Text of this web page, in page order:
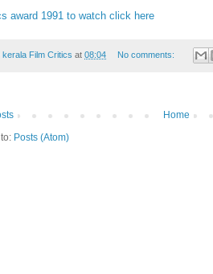
award 1991 to watch click here
kerala Film Critics at 08:04 No comments:
Home
Posts (Atom)